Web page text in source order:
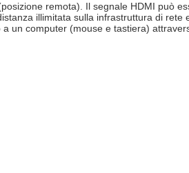
remota). Il segnale HDMI può
illimitata sulla infrastruttura di rete
un computer (mouse e tastiera)